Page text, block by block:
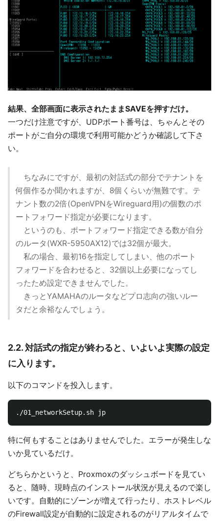
結果、全部画面に表示されたままSAVEを押すだけ。
一つだけ注意ですが、UDPポート番号は、ちゃんとその
ポートがご自分の環境で利用可能かどうか確認して下さ
い。
ちなみにですが、最初の対話式の部分でテナントを
何個作るか聞かれますが、8個くらいが無難です。テ
ナント数の2倍(OpenVPNをWireguard用)の個数のポ
ートフォワード指定が必要になります。
というのも、ポートフォワード指定できる数が自分
のルータ(WXR-5950AX12)では32個が最大。
私の場合、最初16を指定してしまい、他のポート
フォワードを合わせると、32個以上必要になってし
ったため設定できませんでした。
きっとYAMAHAのルータなどプロ志向の強いルー
タだと余裕なんでしょう。
2.2. 対話式の指定が終わると、いよいよ実際の設定
に入ります。
以下のコマンドを投入します。
特に何もすることはありませんでした。エラーが発生しな
いか見ているだけ。
どちらかというと、Proxmoxのダッシュボードを見てい
ると、随時、現時点のインストール状況が見えるので楽し
いです。自動的にゾーンが増えて行ったり、ホストレベル
のFirewall設定が自動的に設定されるのがリアルタイムで